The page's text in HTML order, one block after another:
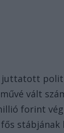
juttatott
vált
forint
stábjának